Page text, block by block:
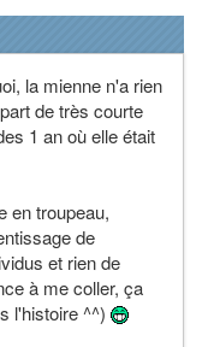
la mienne n'a rien
de très courte
1 an où elle était
en troupeau,
de
et rien de
à me coller, ça
l'histoire ^^)